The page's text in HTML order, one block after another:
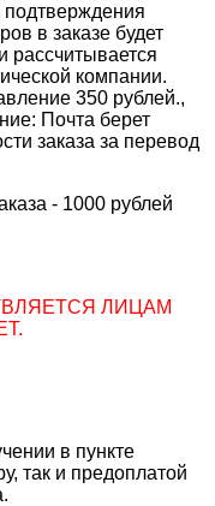
в заказе будет
рассчитывается
компании.
350 рублей.,
Почта берет
заказа за перевод
- 1000 рублей
ЛИЦАМ
в пункте
так и предоплатой